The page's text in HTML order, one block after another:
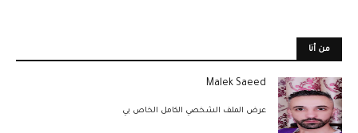
من أنا
Malek Saeed
عرض الملف الشخصي الكامل الخاص بي